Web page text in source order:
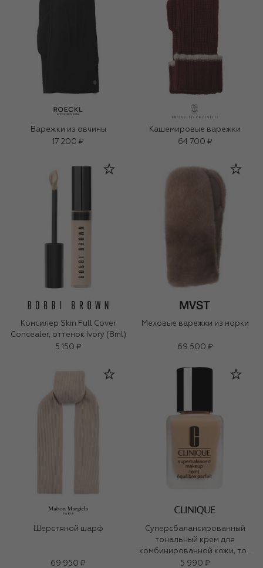
Варежки из овчины
17 200 ₽
Кашемировые варежки
64 700 ₽
Консилер Skin Full Cover
Concealer, оттенок Ivory (8ml)
5 150 ₽
Меховые варежки из норки
69 500 ₽
Шерстяной шарф
69 950 ₽
Суперсбалансированный
тональный крем для
комбинированной кожи, тон
27
5 990 ₽